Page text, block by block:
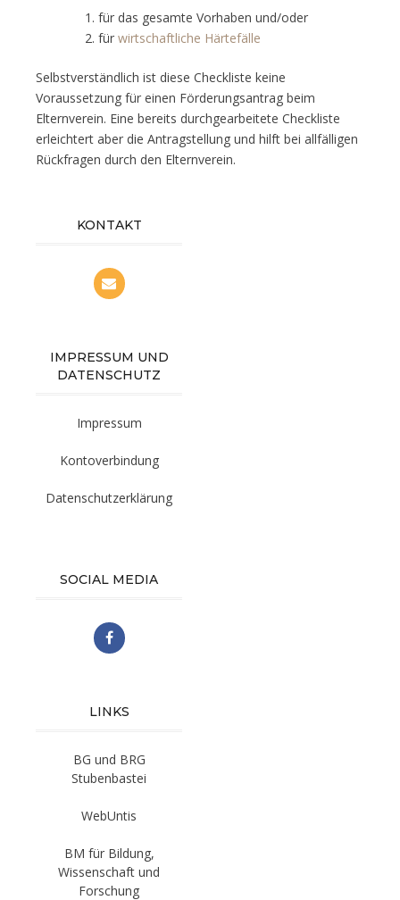
für das gesamte Vorhaben und/oder
für wirtschaftliche Härtefälle
Selbstverständlich ist diese Checkliste keine
Voraussetzung für einen Förderungsantrag beim
Elternverein. Eine bereits durchgearbeitete Checkliste
erleichtert aber die Antragstellung und hilft bei allfälligen
Rückfragen durch den Elternverein.
KONTAKT
IMPRESSUM UND
DATENSCHUTZ
Impressum
Kontoverbindung
Datenschutzerklärung
SOCIAL MEDIA
LINKS
BG und BRG
Stubenbastei
WebUntis
BM für Bildung,
Wissenschaft und
Forschung